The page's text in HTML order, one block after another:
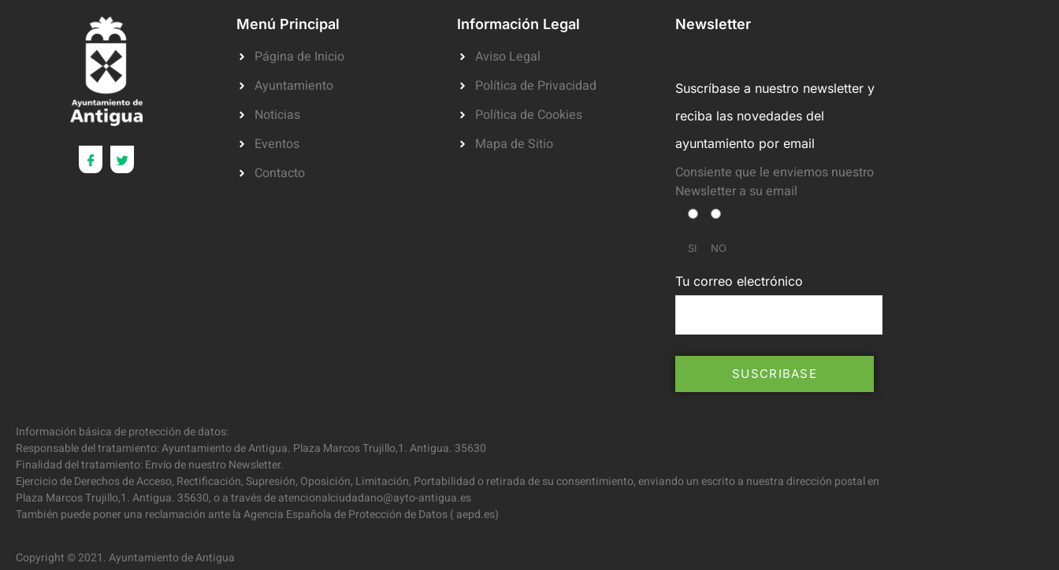
Menú Principal
Página de Inicio
Ayuntamiento
Noticias
Eventos
Contacto
Información Legal
Aviso Legal
Política de Privacidad
Política de Cookies
Mapa de Sitio
Newsletter
Suscríbase a nuestro newsletter y
reciba las novedades del
ayuntamiento por email
Consiente que le enviemos nuestro
Newsletter a su email
SI NO
Tu correo electrónico
Información básica de protección de datos:
Responsable del tratamiento: Ayuntamiento de Antigua. Plaza Marcos Trujillo,1. Antigua. 35630
Finalidad del tratamiento: Envío de nuestro Newsletter.
Ejercicio de Derechos de Acceso, Rectificación, Supresión, Oposición, Limitación, Portabilidad o retirada de su consentimiento, enviando un escrito a nuestra dirección postal en
Plaza Marcos Trujillo,1. Antigua. 35630, o a través de atencionalciudadano@ayto-antigua.es
También puede poner una reclamación ante la Agencia Española de Protección de Datos ( aepd.es)
Copyright © 2021. Ayuntamiento de Antigua